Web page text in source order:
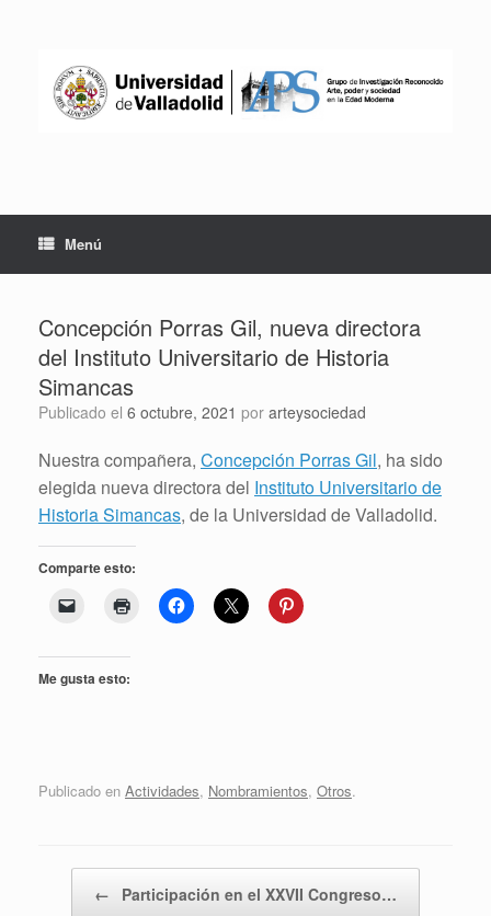
Menú
Concepción Porras Gil, nueva directora
del Instituto Universitario de Historia
Simancas
Publicado el 6 octubre, 2021 por arteysociedad
Nuestra compañera, Concepción Porras Gil, ha sido
elegida nueva directora del Instituto Universitario de
Historia Simancas, de la Universidad de Valladolid.
Comparte esto:
Me gusta esto:
Publicado en Actividades, Nombramientos, Otros.
← Participación en el XXVII Congreso…